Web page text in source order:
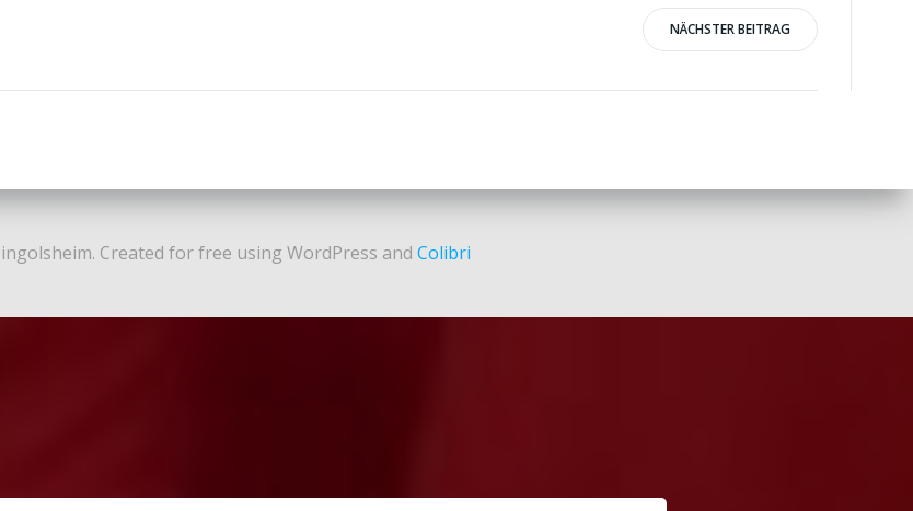
navigation
NÄCHSTER BEITRAG
Created for free using WordPress and Colibri